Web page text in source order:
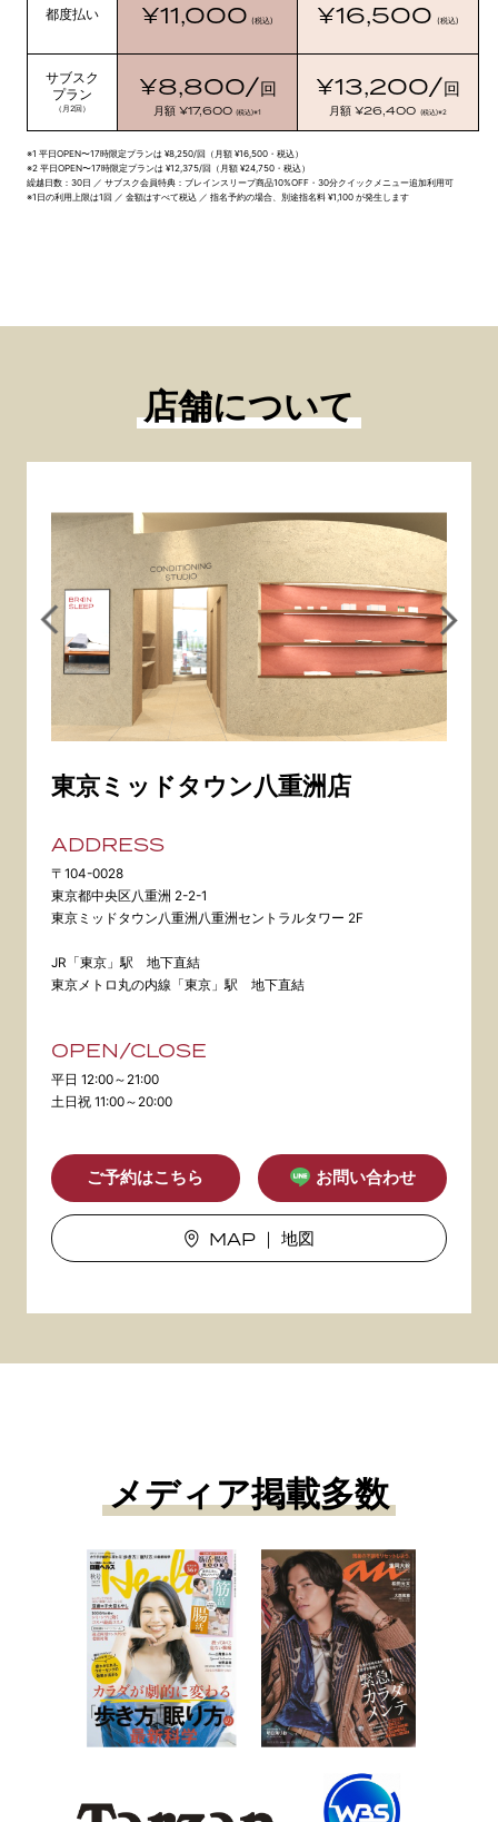
都度払い ¥11,000 (税込) ¥16,500 (税込)
サブスク
プラン
（月2回）
¥8,800/回
月額 ¥17,600 (税込)※1
¥13,200/回
月額¥26,400 (税込)※2
※1 平日OPEN〜17時限定プランは ¥8,250/回（月額 ¥16,500・税込）
※2 平日OPEN〜17時限定プランは ¥12,375/回（月額 ¥24,750・税込）
繰越日数：30日 ／ サブスク会員特典：ブレインスリープ商品10%OFF・30分クイックメニュー追加利用可
※1日の利用上限は1回 ／ 金額はすべて税込 ／ 指名予約の場合、別途指名料 ¥1,100 が発生します
店舗について
東京ミッドタウン八重洲店
ADDRESS
〒104-0028
東京都中央区八重洲 2-2-1
東京ミッドタウン八重洲八重洲セントラルタワー 2F
JR「東京」駅 地下直結
東京メトロ丸の内線「東京」駅 地下直結
OPEN/CLOSE
平日 12:00～21:00
土日祝 11:00～20:00
ご予約はこちら お問い合わせ
MAP ｜ 地図
メディア掲載多数